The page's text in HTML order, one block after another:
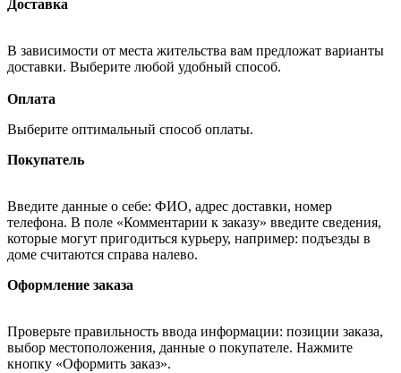
Доставка
В зависимости от места жительства вам предложат варианты
доставки. Выберите любой удобный способ.
Оплата
Выберите оптимальный способ оплаты.
Покупатель
Введите данные о себе: ФИО, адрес доставки, номер
телефона. В поле «Комментарии к заказу» введите сведения,
которые могут пригодиться курьеру, например: подъезды в
доме считаются справа налево.
Оформление заказа
Проверьте правильность ввода информации: позиции заказа,
выбор местоположения, данные о покупателе. Нажмите
кнопку «Оформить заказ».